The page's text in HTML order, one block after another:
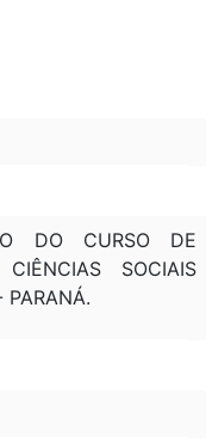
DO CURSO DE
SOCIAIS
PARANÁ.